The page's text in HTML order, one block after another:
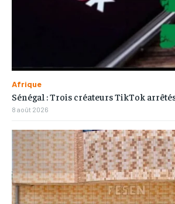
Afrique
Sénégal : Trois créateurs TikTok
8 août 2026